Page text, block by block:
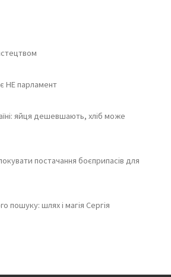
НЕ парламент
яйця дешевшають, хліб може
постачання боєприпасів для
пошуку: шлях і магія Сергія